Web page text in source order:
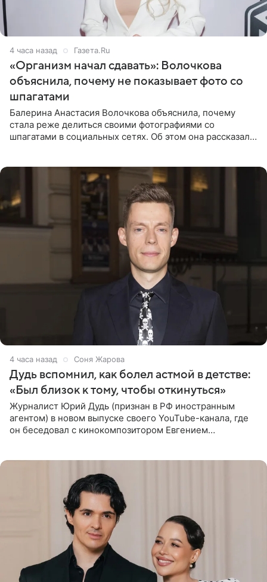
4 часа назад Газета.Ru
«Организм начал сдавать»: Волочкова
объяснила, почему не показывает фото со
шпагатами
Балерина Анастасия Волочкова объяснила, почему
стала реже делиться своими фотографиями со
шпагатами в социальных сетях. Об этом она рассказала
4 часа назад Соня Жарова
Дудь вспомнил, как болел астмой в детстве:
«Был близок к тому, чтобы откинуться»
Журналист Юрий Дудь (признан в РФ иностранным
агентом) в новом выпуске своего YouTube-канала, где
он беседовал с кинокомпозитором Евгением